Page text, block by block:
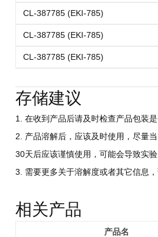
CL-387785 (EKI-785)
CL-387785 (EKI-785)
CL-387785 (EKI-785)
存储建议
1. 在收到产品后请及时检查产品包装
2. 产品溶解后，应该及时使用，尽量
30天后应该谨慎使用，可能会导致实验
3. 需要更多关于溶解度或者其它信息
相关产品
产品名